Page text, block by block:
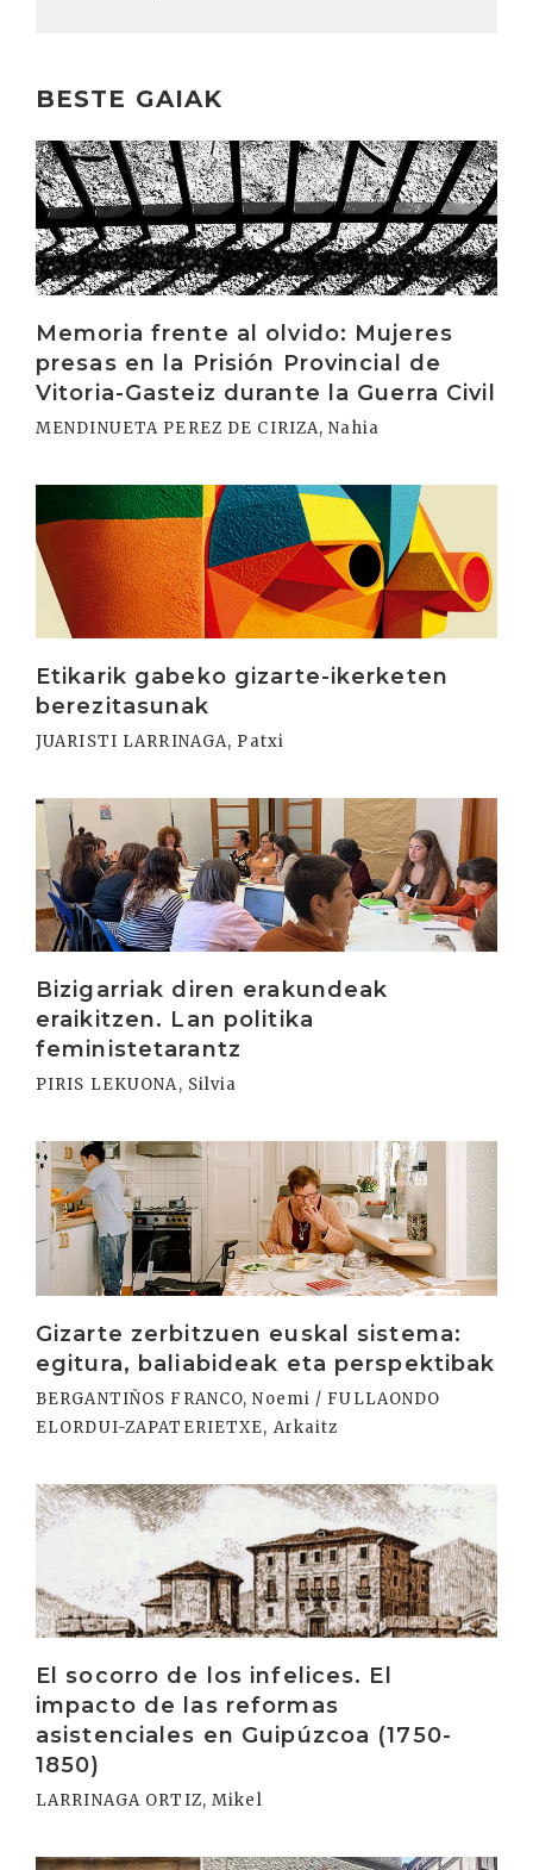
BESTE GAIAK
Memoria frente al olvido: Mujeres
presas en la Prisión Provincial de
Vitoria-Gasteiz durante la Guerra Civil
MENDINUETA PEREZ DE CIRIZA, Nahia
Irakurri
Etikarik gabeko gizarte-ikerketen
berezitasunak
JUARISTI LARRINAGA, Patxi
Irakurri
Bizigarriak diren erakundeak
eraikitzen. Lan politika
feministetarantz
PIRIS LEKUONA, Silvia
Irakurri
Gizarte zerbitzuen euskal sistema:
egitura, baliabideak eta perspektibak
BERGANTIÑOS FRANCO, Noemi / FULLAONDO
ELORDUI-ZAPATERIETXE, Arkaitz
Irakurri
El socorro de los infelices. El
impacto de las reformas
asistenciales en Guipúzcoa (1750-
1850)
LARRINAGA ORTIZ, Mikel
Irakurri